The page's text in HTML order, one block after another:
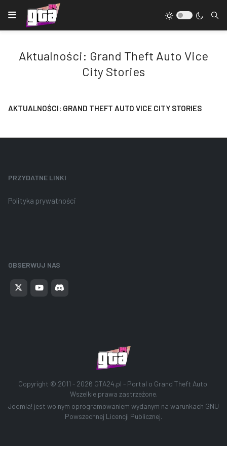
Aktualności: Grand Theft Auto Vice
City Stories
AKTUALNOŚCI: GRAND THEFT AUTO VICE CITY STORIES
PRZYDATNE LINKI
Polityka prywatności
OBSERWUJ NAS
Copyright © 2011 - 2026 GTA24.pl - Portal o Grand Theft Auto.
Wszelkie prawa zastrzeżone.
Joomla! jest wolnym oprogramowaniem wydanym na warunkach GNU
Powszechnej Licencji Publicznej.